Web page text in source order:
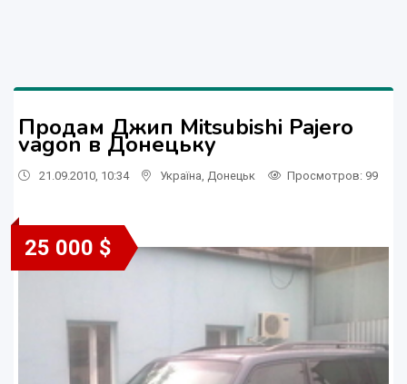
Продам Джип Mitsubishi Pajero
vagon в Донецьку
21.09.2010, 10:34 Україна Донецьк Просмотров: 99
25 000 $